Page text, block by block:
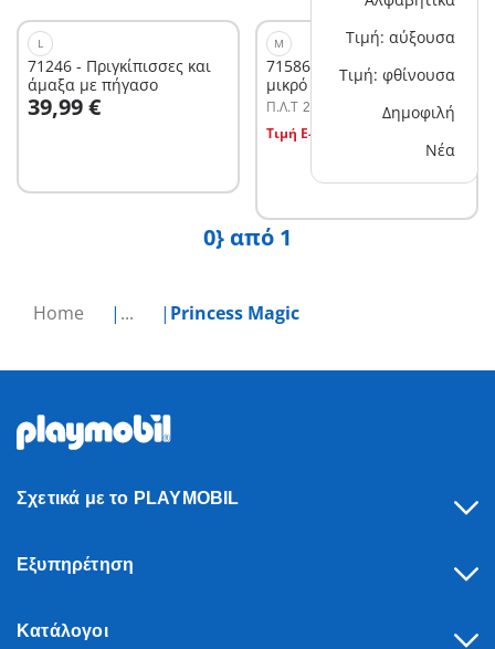
Home ... Princess Magic
Τιμή: αύξουσα
Τιμή: φθίνουσα
Δημοφιλή
Νέα
L
71246 - Πριγκίπισσες και
άμαξα με πήγασο
39,99 €
Στο καλάθι
M
71586 - Δρακομαμά με το
μικρό της
Π.Λ.T 24,99 €
Τιμή E-shop
0} από 1
Σχετικά με το PLAYMOBIL
Εξυπηρέτηση
Κατάλογοι